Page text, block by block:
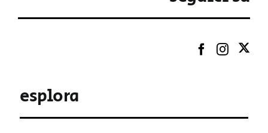
esplora